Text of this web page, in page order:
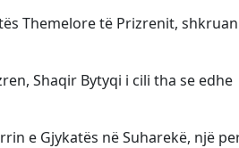
Themelore të Prizrenit, shkruan
Shaqir Bytyqi i cili tha se edhe
e Gjykatës në Suharekë, një